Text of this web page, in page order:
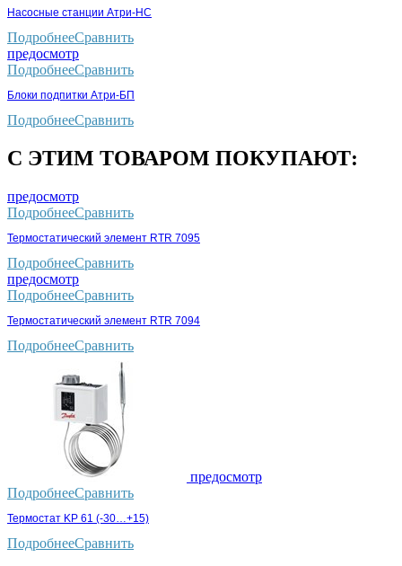
Насосные станции Атри-НС
ПодробнееСравнить
предосмотр
ПодробнееСравнить
Блоки подпитки Атри-БП
ПодробнееСравнить
С ЭТИМ ТОВАРОМ ПОКУПАЮТ:
предосмотр
ПодробнееСравнить
Термостатический элемент RTR 7095
ПодробнееСравнить
предосмотр
ПодробнееСравнить
Термостатический элемент RTR 7094
ПодробнееСравнить
предосмотр
ПодробнееСравнить
Термостат KP 61 (-30…+15)
ПодробнееСравнить